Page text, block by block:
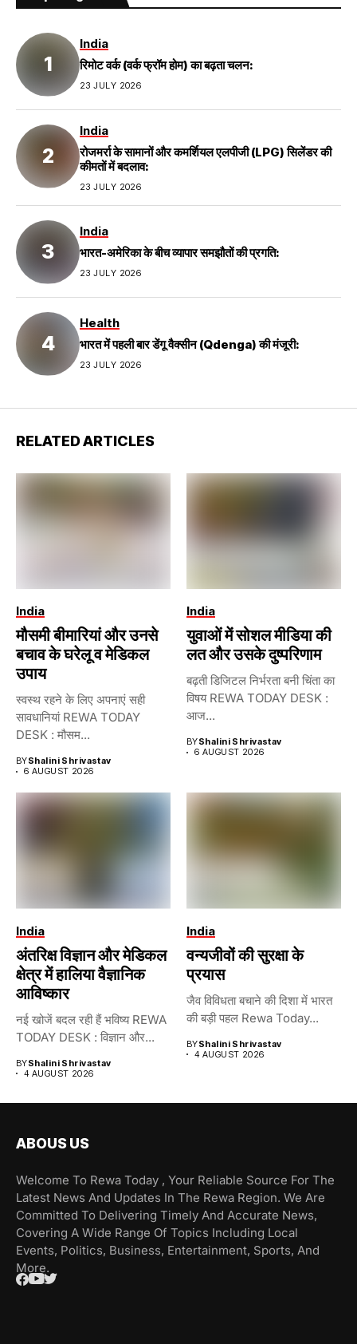
India
रिमोट वर्क (वर्क फ्रॉम होम) का बढ़ता चलन:
23 JULY 2026
India
रोजमर्रा के सामानों और कमर्शियल एलपीजी (LPG) सिलेंडर की
कीमतों में बदलाव:
23 JULY 2026
India
भारत-अमेरिका के बीच व्यापार समझौतों की प्रगति:
23 JULY 2026
Health
भारत में पहली बार डेंगू वैक्सीन (Qdenga) की मंजूरी:
23 JULY 2026
RELATED ARTICLES
India
मौसमी बीमारियां और उनसे
बचाव के घरेलू व मेडिकल
उपाय
स्वस्थ रहने के लिए अपनाएं सही
सावधानियां REWA TODAY
DESK : मौसम...
BYShalini Shrivastav
6 AUGUST 2026
India
युवाओं में सोशल मीडिया की
लत और उसके दुष्परिणाम
बढ़ती डिजिटल निर्भरता बनी चिंता का
विषय REWA TODAY DESK :
आज...
BYShalini Shrivastav
6 AUGUST 2026
India
अंतरिक्ष विज्ञान और मेडिकल
क्षेत्र में हालिया वैज्ञानिक
आविष्कार
नई खोजें बदल रही हैं भविष्य REWA
TODAY DESK : विज्ञान और...
BYShalini Shrivastav
4 AUGUST 2026
India
वन्यजीवों की सुरक्षा के
प्रयास
जैव विविधता बचाने की दिशा में भारत
की बड़ी पहल Rewa Today...
BYShalini Shrivastav
4 AUGUST 2026
ABOUS US
Welcome To Rewa Today , Your Reliable Source For The
Latest News And Updates In The Rewa Region. We Are
Committed To Delivering Timely And Accurate News,
Covering A Wide Range Of Topics Including Local
Events, Politics, Business, Entertainment, Sports, And
More.